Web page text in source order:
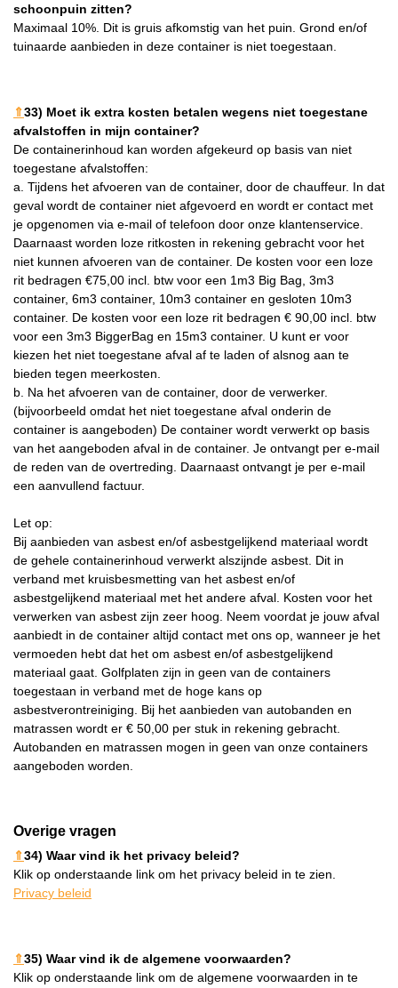
schoonpuin zitten?
Maximaal 10%. Dit is gruis afkomstig van het puin. Grond en/of
tuinaarde aanbieden in deze container is niet toegestaan.
⇑33) Moet ik extra kosten betalen wegens niet toegestane
afvalstoffen in mijn container?
De containerinhoud kan worden afgekeurd op basis van niet
toegestane afvalstoffen:
a. Tijdens het afvoeren van de container, door de chauffeur. In dat
geval wordt de container niet afgevoerd en wordt er contact met
je opgenomen via e-mail of telefoon door onze klantenservice.
Daarnaast worden loze ritkosten in rekening gebracht voor het
niet kunnen afvoeren van de container. De kosten voor een loze
rit bedragen €75,00 incl. btw voor een 1m3 Big Bag, 3m3
container, 6m3 container, 10m3 container en gesloten 10m3
container. De kosten voor een loze rit bedragen € 90,00 incl. btw
voor een 3m3 BiggerBag en 15m3 container. U kunt er voor
kiezen het niet toegestane afval af te laden of alsnog aan te
bieden tegen meerkosten.
b. Na het afvoeren van de container, door de verwerker.
(bijvoorbeeld omdat het niet toegestane afval onderin de
container is aangeboden) De container wordt verwerkt op basis
van het aangeboden afval in de container. Je ontvangt per e-mail
de reden van de overtreding. Daarnaast ontvangt je per e-mail
een aanvullend factuur.
Let op:
Bij aanbieden van asbest en/of asbestgelijkend materiaal wordt
de gehele containerinhoud verwerkt alszijnde asbest. Dit in
verband met kruisbesmetting van het asbest en/of
asbestgelijkend materiaal met het andere afval. Kosten voor het
verwerken van asbest zijn zeer hoog. Neem voordat je jouw afval
aanbiedt in de container altijd contact met ons op, wanneer je het
vermoeden hebt dat het om asbest en/of asbestgelijkend
materiaal gaat. Golfplaten zijn in geen van de containers
toegestaan in verband met de hoge kans op
asbestverontreiniging. Bij het aanbieden van autobanden en
matrassen wordt er € 50,00 per stuk in rekening gebracht.
Autobanden en matrassen mogen in geen van onze containers
aangeboden worden.
Overige vragen
⇑34) Waar vind ik het privacy beleid?
Klik op onderstaande link om het privacy beleid in te zien.
Privacy beleid
⇑35) Waar vind ik de algemene voorwaarden?
Klik op onderstaande link om de algemene voorwaarden in te